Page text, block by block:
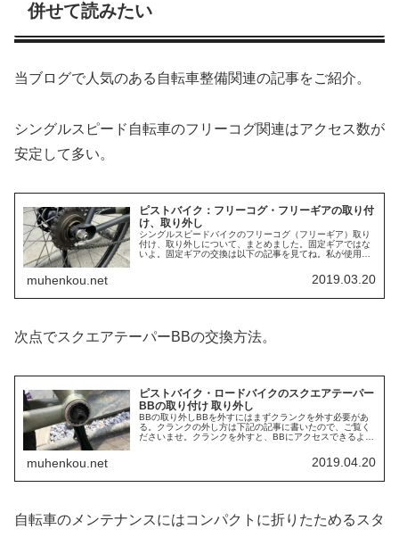
併せて読みたい
当ブログで人気のある自転車整備関連の記事をご紹介。
シングルスピード自転車のフリーコグ関連はアクセス数が
安定して多い。
ピストバイク：フリーコグ・フリーギアの取り付
け、取り外し
シングルスピードバイクのフリーコグ（フリーギア）取り
付け、取り外しについて、まとめました。固定ギアではな
いよ。固定ギアの交換は以下の記事を見てね。私が使用し
muhenkou.net 2019.03.20
次点でスクエアテーパーBBの交換方法。
ピストバイク・ロードバイクのスクエアテーパー
BBの取り付け 取り外し
BBの取り外しBBを外すにはまずクランクを外す必要があ
る。クランクの外し方は下記の記事に書いたので、ご覧く
ださいませ。クランクを外すと、BBにアクセスできるよう
muhenkou.net 2019.04.20
自転車のメンテナンスにはコンパクトに折りたためるスタ